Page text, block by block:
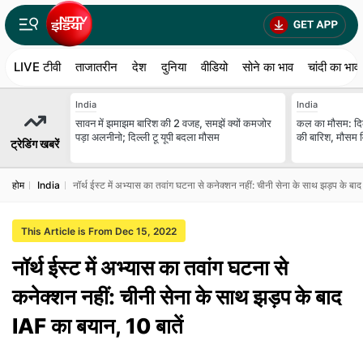
LIVE टीवी ताजातरीन देश दुनिया वीडियो सोने का भाव चांदी का भाव
ट्रेडिंग खबरें
India
सावन में झमाझम बारिश की 2 वजह, समझें क्यों कमजोर
पड़ा अलनीनो; दिल्ली टू यूपी बदला मौसम
India
कल का मौसम:
की बारिश, मौसम
होम India नॉर्थ ईस्ट में अभ्यास का तवांग घटना से कनेक्शन नहीं: चीनी सेना के साथ झड़प के
This Article is From Dec 15, 2022
नॉर्थ ईस्ट में अभ्यास का तवांग घटना से
कनेक्शन नहीं: चीनी सेना के साथ झड़प के बाद
IAF का बयान, 10 बातें